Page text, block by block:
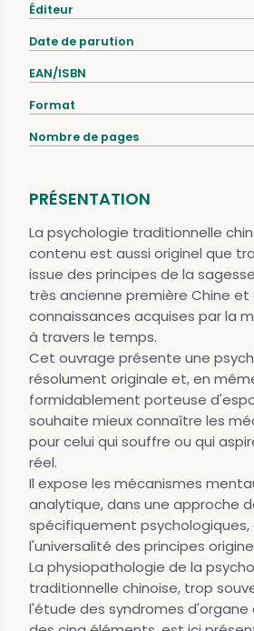
Éditeur
Date de parution
EAN/ISBN
Format
Nombre de pages
PRÉSENTATION
La psychologie traditionnelle
contenu est aussi originel que
issue des principes de la
très ancienne première Chine et
connaissances acquises par la
à travers le temps.
Cet ouvrage présente une
résolument originale et, en
formidablement porteuse
souhaite mieux connaître les
pour celui qui souffre ou qui
réel.
Il expose les mécanismes
analytique, dans une approche
spécifiquement
l'universalité des principes
La physiopathologie de la
traditionnelle chinoise, trop
l'étude des syndromes d'organe